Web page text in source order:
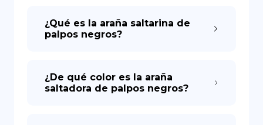
¿Qué es la araña saltarina de
palpos negros?
¿De qué color es la araña
saltadora de palpos negros?